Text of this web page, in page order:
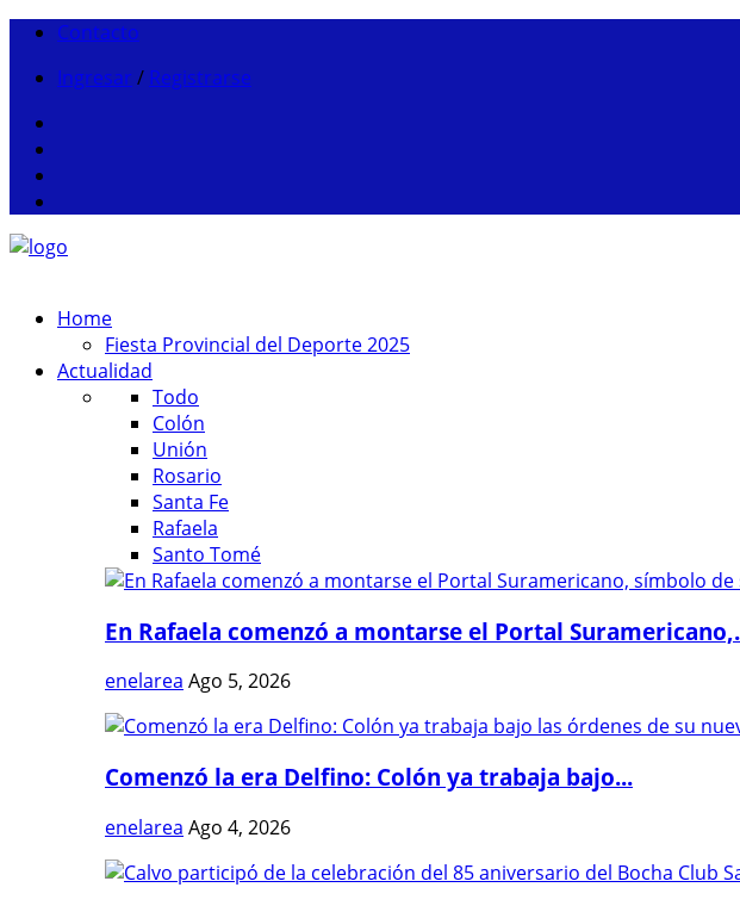
Contacto
Ingresar / Registrarse
Home
Fiesta Provincial del Deporte 2025
Actualidad
Todo
Colón
Unión
Rosario
Santa Fe
Rafaela
Santo Tomé
En Rafaela comenzó a montarse el Portal
enelarea Ago 5, 2026
Comenzó la era Delfino: Colón ya trabaja bajo...
enelarea Ago 4, 2026